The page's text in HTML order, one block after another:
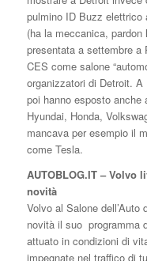
pulmino ID Buzz elettrico
(ha la meccanica, pardon
presentata a settembre a
CES come salone
organizzatori di Detroit. A
poi hanno esposto
Hyundai, Honda,
mancava per esempio il
come Tesla.
AUTOBLOG.IT – Volvo
novità
Volvo al Salone
novità il suo programma
attuato in condizioni di
impegnate nel traffico di